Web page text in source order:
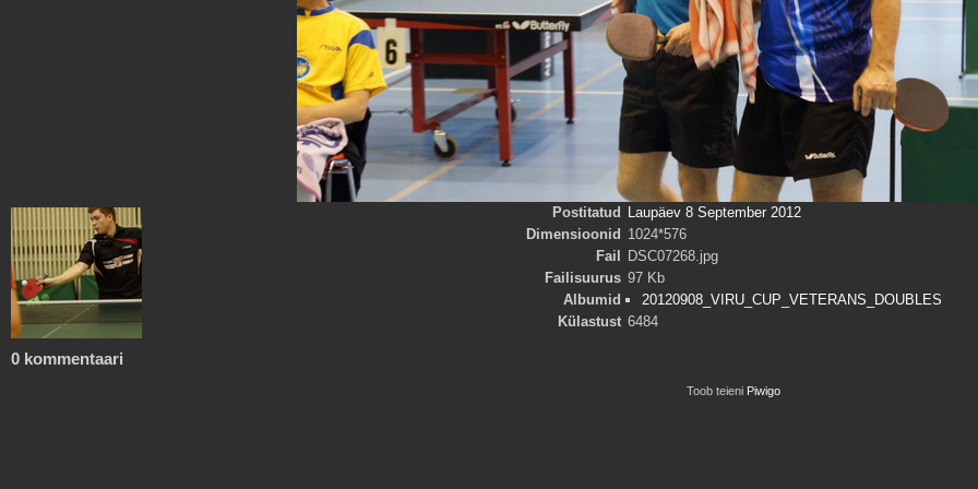
Postitatud
Laupäev 8 September 2012
Dimensioonid 1024*576
Fail
DSC07268.jpg
Failisuurus 97 Kb
Albumid
20120908_VIRU_CUP_VETERANS_DOUBLES
Külastust 6484
0 kommentaari
Toob teieni Piwigo